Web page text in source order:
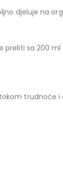
djeluje na
preliti sa 200
trudnoće i